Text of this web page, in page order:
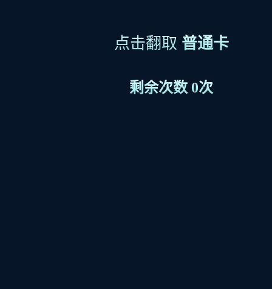
点击翻取 普通卡
剩余次数 0次